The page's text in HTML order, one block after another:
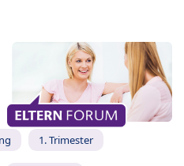
1. Trimester